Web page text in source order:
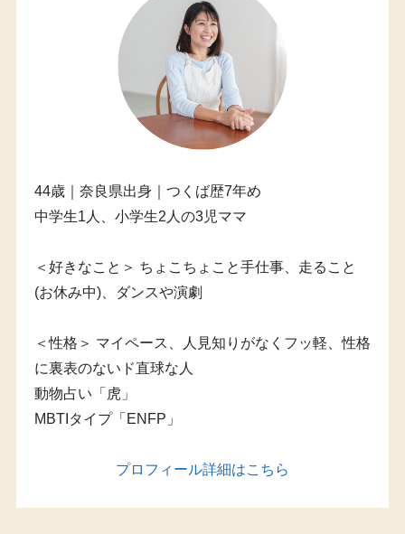
44歳｜奈良県出身｜つくば歴7年め
中学生1人、小学生2人の3児ママ
＜好きなこと＞ ちょこちょこと手仕事、走ること
(お休み中)、ダンスや演劇
＜性格＞ マイペース、人見知りがなくフッ軽、性格
に裏表のないド直球な人
動物占い「虎」
MBTIタイプ「ENFP」
プロフィール詳細はこちら